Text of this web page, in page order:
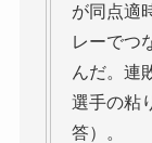
が同点適
レーでつ
んだ。連
選手の粘
答）。